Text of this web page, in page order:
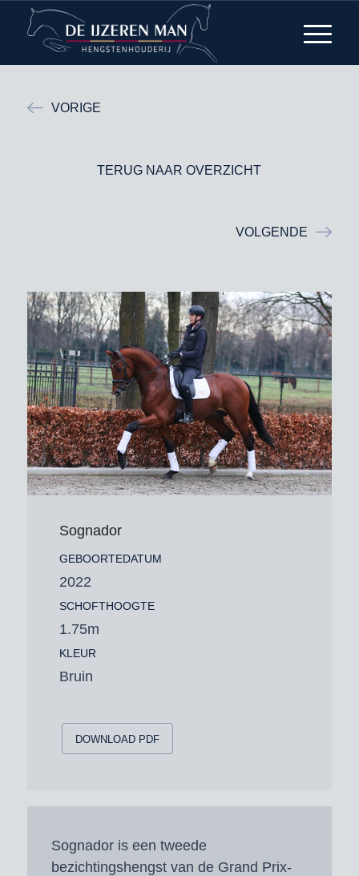
VORIGE
TERUG NAAR OVERZICHT
VOLGENDE
Sognador
GEBOORTEDATUM
2022
SCHOFTHOOGTE
1.75m
KLEUR
Bruin
DOWNLOAD PDF
Sognador is een tweede
bezichtingshengst van de Grand Prix-